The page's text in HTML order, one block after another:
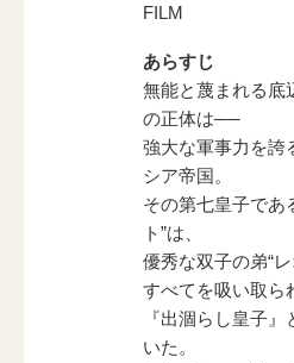
FILM
あらすじ
無能と蔑まれる底
の正体は──
強大な軍事力を誇
シア帝国。
その第七皇子であ
ト”は、
優秀な双子の弟“
すべてを吸い取ら
『出涸らし皇子』
いた。